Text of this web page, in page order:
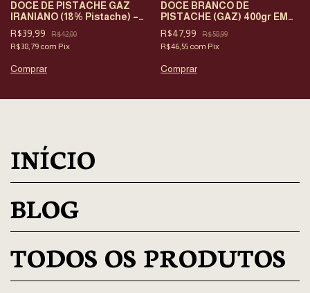
DOCE DE PISTACHE GAZ
IRANIANO (18% Pistache) –
Nikoo Manesh Gaz
R$39,99 R$42,00
R$38,79 com Pix
DOCE BRANCO DE
PISTACHE (GAZ) 400gr EM
SACO ZIPPER
R$47,99 R$58,99
R$46,55 com Pix
INÍCIO
BLOG
TODOS OS PRODUTOS